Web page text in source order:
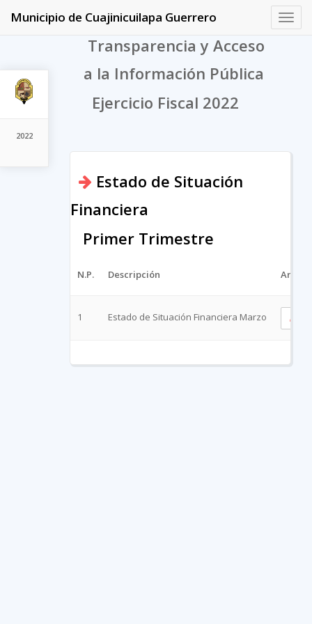
2022
Municipio de Cuajinicuilapa Guerrero
Transparencia y Acceso
a la Información Pública
Ejercicio Fiscal 2022
Estado de Situación
Financiera
Primer Trimestre
N.P. Descripción
1 Estado de Situación Financiera Marzo